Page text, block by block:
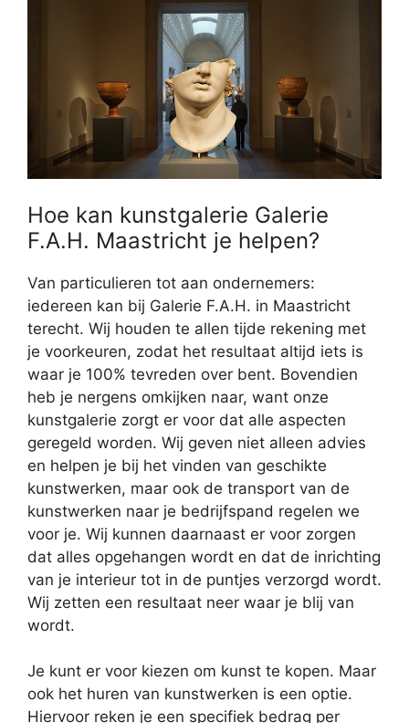
Hoe kan kunstgalerie Galerie
F.A.H. Maastricht je helpen?
Van particulieren tot aan ondernemers:
iedereen kan bij Galerie F.A.H. in Maastricht
terecht. Wij houden te allen tijde rekening met
je voorkeuren, zodat het resultaat altijd iets is
waar je 100% tevreden over bent. Bovendien
heb je nergens omkijken naar, want onze
kunstgalerie zorgt er voor dat alle aspecten
geregeld worden. Wij geven niet alleen advies
en helpen je bij het vinden van geschikte
kunstwerken, maar ook de transport van de
kunstwerken naar je bedrijfspand regelen we
voor je. Wij kunnen daarnaast er voor zorgen
dat alles opgehangen wordt en dat de inrichting
van je interieur tot in de puntjes verzorgd wordt.
Wij zetten een resultaat neer waar je blij van
wordt.
Je kunt er voor kiezen om kunst te kopen. Maar
ook het huren van kunstwerken is een optie.
Hiervoor reken je een specifiek bedrag per